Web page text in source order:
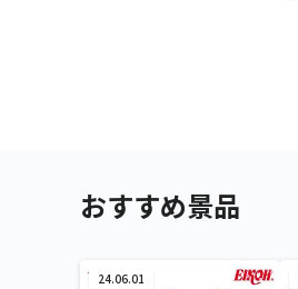
おすすめ景品
24.06.01